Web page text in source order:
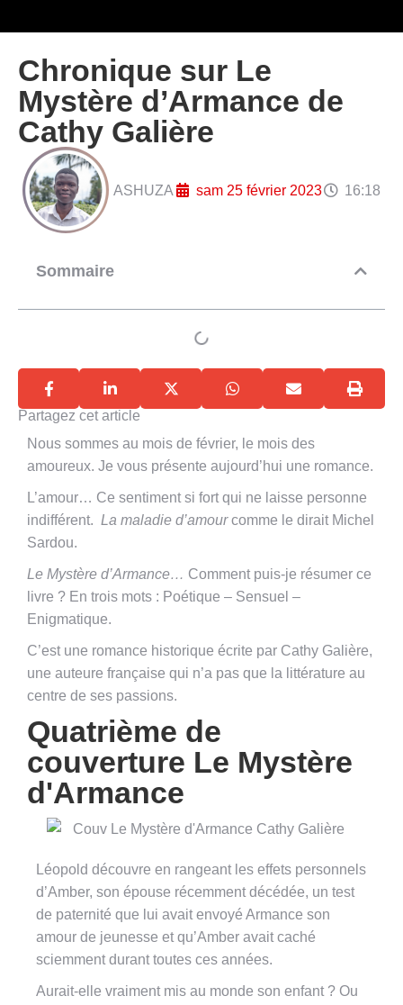
Chronique sur Le
Mystère d’Armance de
Cathy Galière
ASHUZA sam 25 février 2023 16:18
Sommaire
Partagez cet article
Nous sommes au mois de février, le mois des
amoureux. Je vous présente aujourd’hui une romance.
L’amour… Ce sentiment si fort qui ne laisse personne
indifférent. La maladie d’amourcomme le dirait Michel
Sardou.
Le Mystère d’Armance… Comment puis-je résumer ce
livre ? En trois mots : Poétique – Sensuel –
Enigmatique.
C’est une romance historique écrite par Cathy Galière,
une auteure française qui n’a pas que la littérature au
centre de ses passions.
Quatrième de
couverture Le Mystère
d'Armance
Léopold découvre en rangeant les effets personnels
d’Amber, son épouse récemment décédée, un test
de paternité que lui avait envoyé Armance son
amour de jeunesse et qu’Amber avait caché
sciemment durant toutes ces années.
Aurait-elle vraiment mis au monde son enfant ? Ou